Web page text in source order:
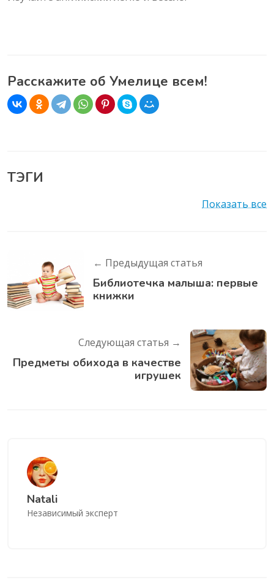
Расскажите об Умелице всем!
ТЭГИ
Показать все
← Предыдущая статья
Библиотечка малыша: первые
книжки
Следующая статья →
Предметы обихода в качестве
игрушек
Natali
Независимый эксперт